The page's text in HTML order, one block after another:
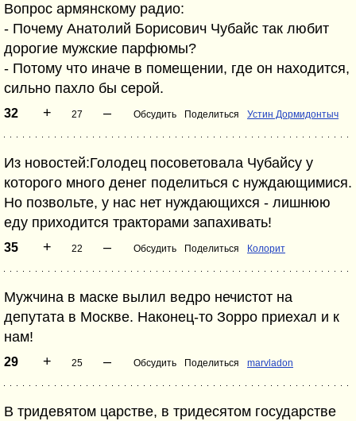
Вопрос армянскому радио:
- Почему Анатолий Борисович Чубайс так любит
дорогие мужские парфюмы?
- Потому что иначе в помещении, где он находится,
сильно пахло бы серой.
32 + 27 – Обсудить Поделиться Устин Дормидонтыч
Из новостей:Голодец посоветовала Чубайсу у
которого много денег поделиться с нуждающимися.
Но позвольте, у нас нет нуждающихся - лишнюю
еду приходится тракторами запахивать!
35 + 22 – Обсудить Поделиться Колорит
Мужчина в маске вылил ведро нечистот на
депутата в Москве. Наконец-то Зорро приехал и к
нам!
29 + 25 – Обсудить Поделиться marvladon
В тридевятом царстве, в тридесятом государстве